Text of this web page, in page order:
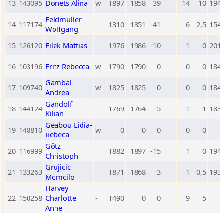
13 143095 Donets Alina w 1897 1858 39 14 10
14 117174 Feldmüller
Wolfgang
1310 1351 -41 6 2,5
15 126120 Filek Mattias 1976 1986 -10 1 0
16 103196 Fritz Rebecca w 1790 1790 0 0 0
17 109740 Gambal
Andrea
w 1825 1825 0 0 0
18 144124 Gandolf
Kilian
1769 1764 5 1 1
19 148810 Geabou Lidia-
Rebeca
w 0 0 0 0 0
20 116999 Götz
Christoph
1882 1897 -15 1 0
21 133263 Grujicic
Momcilo
1871 1868 3 1 0,5
22 150258
Harvey
Charlotte
Anne
- 1490 0 0 9 5